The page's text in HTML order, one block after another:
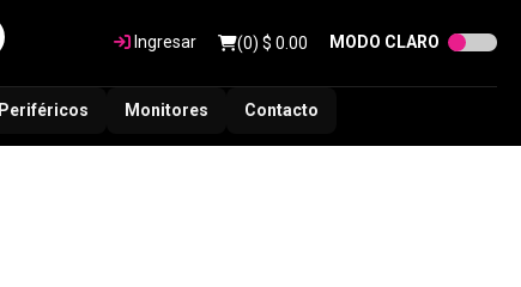
Ingresar (0) $ 0.00 MODO CLARO
Periféricos Monitores Contacto